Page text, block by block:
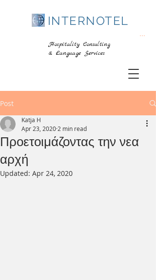
Hospitality Consulting
& Language Services
...
INTERNOTEL
Post
Προετοιμάζοντας την νεα
αρχή
Katja H
Apr 23, 2020 2 min read
Updated: Apr 24, 2020